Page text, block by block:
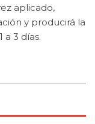
aplicado,
y producirá la
a 3 días.